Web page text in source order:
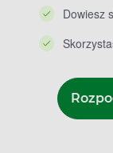
Dowiesz